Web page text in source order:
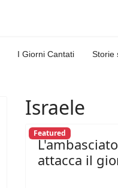
I Giorni Cantati Storie
Israele
Featured
attacca il